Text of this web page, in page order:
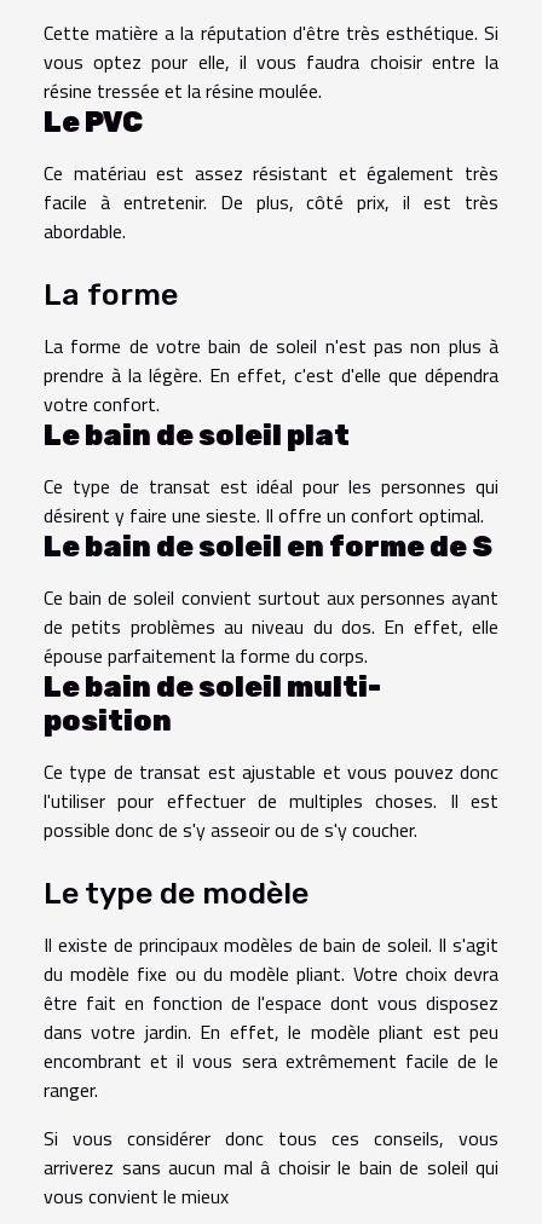
Cette matière a la réputation d'être très esthétique. Si
vous optez pour elle, il vous faudra choisir entre la
résine tressée et la résine moulée.
Le PVC
Ce matériau est assez résistant et également très
facile à entretenir. De plus, côté prix, il est très
abordable.
La forme
La forme de votre bain de soleil n'est pas non plus à
prendre à la légère. En effet, c'est d'elle que dépendra
votre confort.
Le bain de soleil plat
Ce type de transat est idéal pour les personnes qui
désirent y faire une sieste. Il offre un confort optimal.
Le bain de soleil en forme de S
Ce bain de soleil convient surtout aux personnes ayant
de petits problèmes au niveau du dos. En effet, elle
épouse parfaitement la forme du corps.
Le bain de soleil multi-
position
Ce type de transat est ajustable et vous pouvez donc
l'utiliser pour effectuer de multiples choses. Il est
possible donc de s'y asseoir ou de s'y coucher.
Le type de modèle
Il existe de principaux modèles de bain de soleil. Il s'agit
du modèle fixe ou du modèle pliant. Votre choix devra
être fait en fonction de l'espace dont vous disposez
dans votre jardin. En effet, le modèle pliant est peu
encombrant et il vous sera extrêmement facile de le
ranger.
Si vous considérer donc tous ces conseils, vous
arriverez sans aucun mal â choisir le bain de soleil qui
vous convient le mieux